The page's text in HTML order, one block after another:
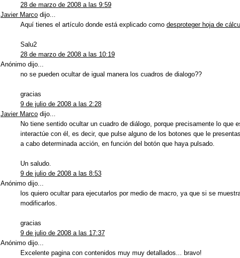
28 de marzo de 2008 a las 9:59
Javier Marco dijo...
Aquí tienes el artículo donde está explicado como desproteger hoja de
Salu2
28 de marzo de 2008 a las 10:19
Anónimo dijo...
no se pueden ocultar de igual manera los cuadros de dialogo??
gracias
9 de julio de 2008 a las 2:28
Javier Marco dijo...
No tiene sentido ocultar un cuadro de diálogo, porque precisamente lo que
interactúe con él, es decir, que pulse alguno de los botones que le
a cabo determinada acción, en función del botón que haya pulsado.
Un saludo.
9 de julio de 2008 a las 8:53
Anónimo dijo...
los quiero ocultar para ejecutarlos por medio de macro, ya que si se
modificarlos.
gracias
9 de julio de 2008 a las 17:37
Anónimo dijo...
Excelente pagina con contenidos muy muy detallados... bravo!